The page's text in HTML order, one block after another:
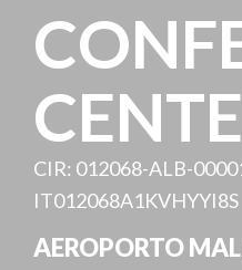
CIR: 012068-ALB-
IT012068A1KVHYYI8S
AEROPORTO